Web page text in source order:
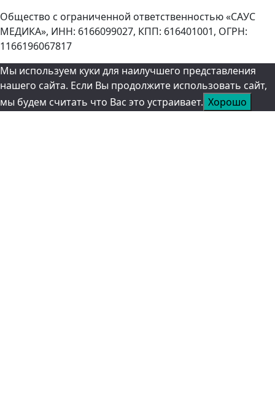
Общество с ограниченной ответственностью «САУС
МЕДИКА», ИНН: 6166099027, КПП: 616401001, ОГРН:
1166196067817
Мы используем куки для наилучшего представления
нашего сайта. Если Вы продолжите использовать сайт,
мы будем считать что Вас это устраивает. Хорошо